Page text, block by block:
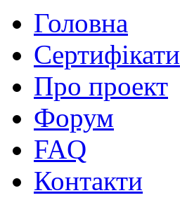
Головна
Сертифікати
Про проект
Форум
FAQ
Контакти